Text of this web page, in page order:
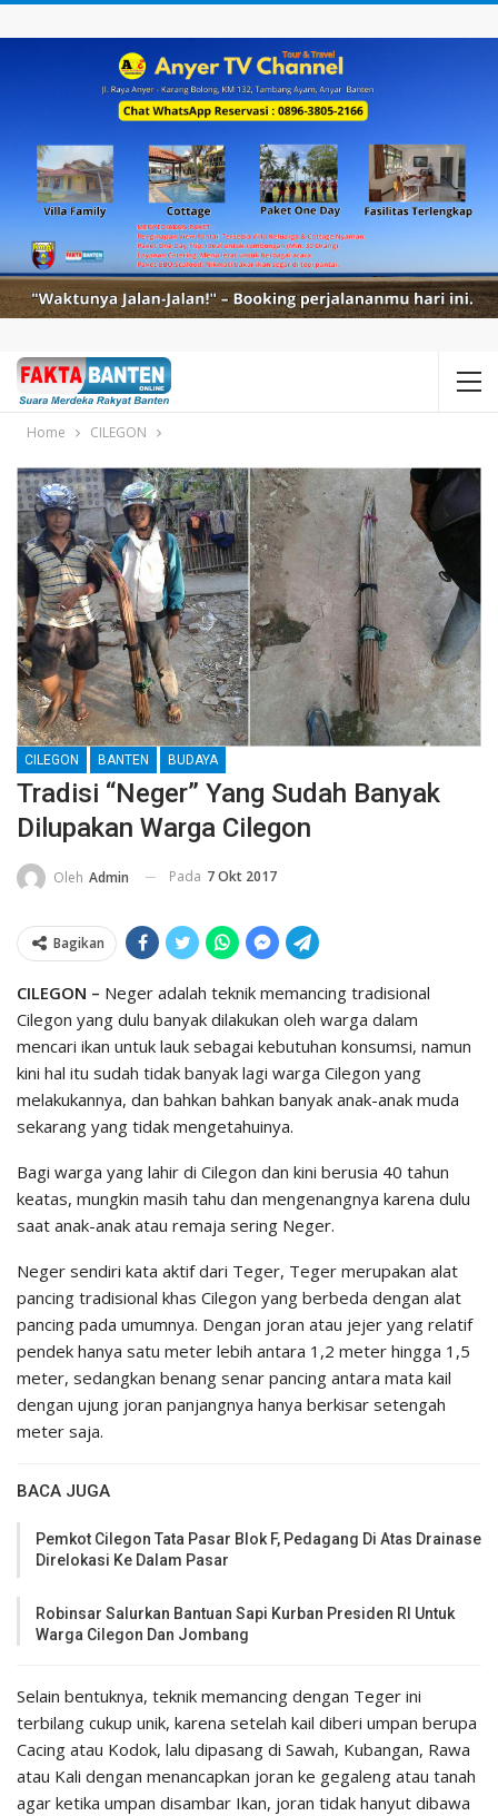
Home CILEGON
CILEGON BANTEN BUDAYA
Tradisi “Neger” Yang Sudah Banyak
Dilupakan Warga Cilegon
Oleh Admin Pada 7 Okt 2017
Bagikan
CILEGON – Neger adalah teknik memancing tradisional
Cilegon yang dulu banyak dilakukan oleh warga dalam
mencari ikan untuk lauk sebagai kebutuhan konsumsi, namun
kini hal itu sudah tidak banyak lagi warga Cilegon yang
melakukannya, dan bahkan bahkan banyak anak-anak muda
sekarang yang tidak mengetahuinya.
Bagi warga yang lahir di Cilegon dan kini berusia 40 tahun
keatas, mungkin masih tahu dan mengenangnya karena dulu
saat anak-anak atau remaja sering Neger.
Neger sendiri kata aktif dari Teger, Teger merupakan alat
pancing tradisional khas Cilegon yang berbeda dengan alat
pancing pada umumnya. Dengan joran atau jejer yang relatif
pendek hanya satu meter lebih antara 1,2 meter hingga 1,5
meter, sedangkan benang senar pancing antara mata kail
dengan ujung joran panjangnya hanya berkisar setengah
meter saja.
BACA JUGA
Pemkot Cilegon Tata Pasar Blok F, Pedagang Di Atas Drainase
Direlokasi Ke Dalam Pasar
Robinsar Salurkan Bantuan Sapi Kurban Presiden RI Untuk
Warga Cilegon Dan Jombang
Selain bentuknya, teknik memancing dengan Teger ini
terbilang cukup unik, karena setelah kail diberi umpan berupa
Cacing atau Kodok, lalu dipasang di Sawah, Kubangan, Rawa
atau Kali dengan menancapkan joran ke gegaleng atau tanah
agar ketika umpan disambar Ikan, joran tidak hanyut dibawa